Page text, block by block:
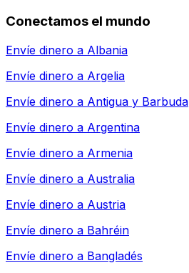
Conectamos el mundo
Envíe dinero a Albania
Envíe dinero a Argelia
Envíe dinero a Antigua y Barbuda
Envíe dinero a Argentina
Envíe dinero a Armenia
Envíe dinero a Australia
Envíe dinero a Austria
Envíe dinero a Bahréin
Envíe dinero a Bangladés